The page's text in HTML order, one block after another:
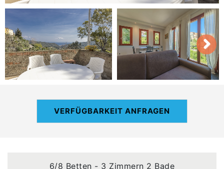
VERFÜGBARKEIT ANFRAGEN
6/8 Betten - 3 Zimmern 2 Bade